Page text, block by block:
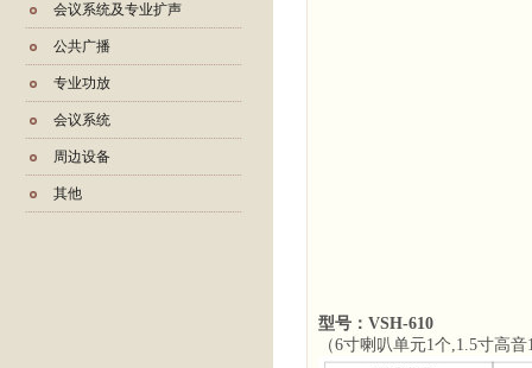
会议系统及专业扩声
公共广播
专业功放
会议系统
周边设备
其他
型号：VSH-610
（6寸喇叭单元1个,1.5寸高